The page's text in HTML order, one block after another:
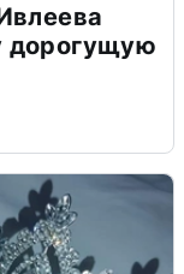
дорогущую